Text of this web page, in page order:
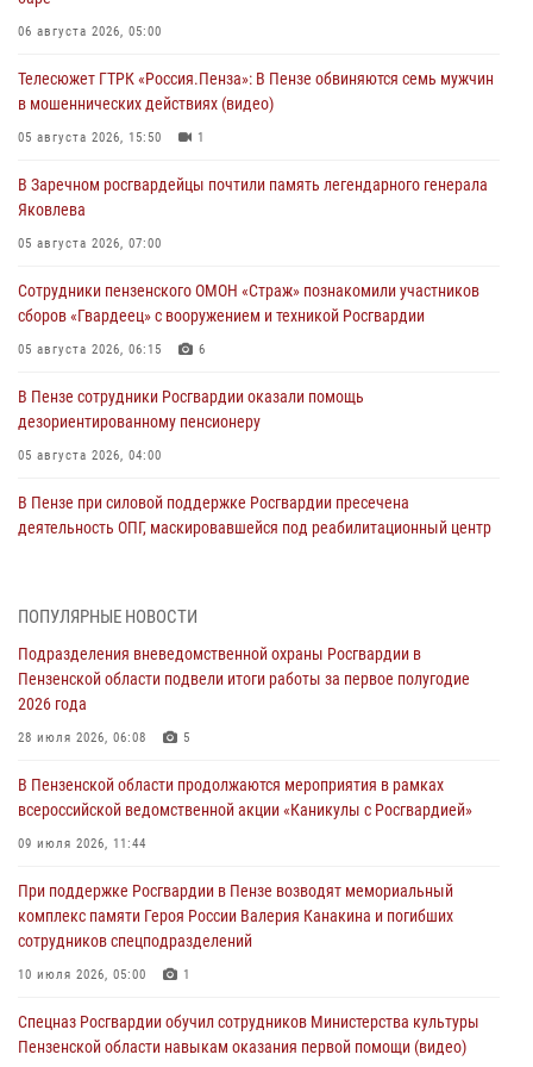
06 августа 2026, 05:00
Телесюжет ГТРК «Россия.Пенза»: В Пензе обвиняются семь мужчин
в мошеннических действиях (видео)
05 августа 2026, 15:50 1
В Заречном росгвардейцы почтили память легендарного генерала
Яковлева
05 августа 2026, 07:00
Сотрудники пензенского ОМОН «Страж» познакомили участников
сборов «Гвардеец» с вооружением и техникой Росгвардии
05 августа 2026, 06:15 6
В Пензе сотрудники Росгвардии оказали помощь
дезориентированному пенсионеру
05 августа 2026, 04:00
В Пензе при силовой поддержке Росгвардии пресечена
деятельность ОПГ, маскировавшейся под реабилитационный центр
работы за первое полугодие 2026 года
Росгвардия обеспечила безопасность праздничных мероприятий в
1
В Пензе сотрудники Росгвардии задержали мужчину, который
дома
03 августа 2026, 05:59
Росгвардейцы Пензенской области отмечают 35-летие дежурной
03 августа 2026, 05:15
ПОПУЛЯРНЫЕ НОВОСТИ
Подразделения вневедомственной охраны Росгвардии в
Пензенской области подвели итоги работы за первое полугодие
2026 года
28 июля 2026, 06:08 5
В Пензенской области продолжаются мероприятия в рамках
всероссийской ведомственной акции «Каникулы с Росгвардией»
09 июля 2026, 11:44
При поддержке Росгвардии в Пензе возводят мемориальный
комплекс памяти Героя России Валерия Канакина и погибших
сотрудников спецподразделений
10 июля 2026, 05:00 1
Спецназ Росгвардии обучил сотрудников Министерства культуры
Пензенской области навыкам оказания первой помощи (видео)